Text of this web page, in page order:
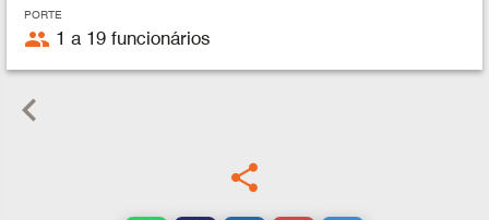
PORTE
people 1 a 19 funcionários
keyboard_arrow_left
share